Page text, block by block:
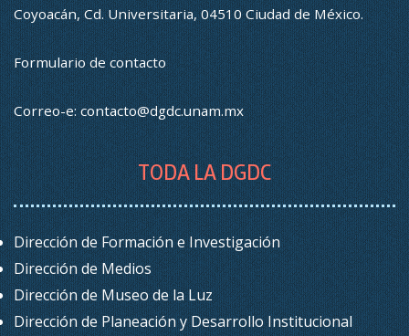
Coyoacán, Cd. Universitaria, 04510 Ciudad de México.
Formulario de contacto
Correo-e:contacto@dgdc.unam.mx
TODA LA DGDC
Dirección de Formación e Investigación
Dirección de Medios
Dirección de Museo de la Luz
Dirección de Planeación y Desarrollo Institucional